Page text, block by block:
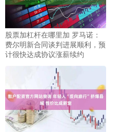
股票加杠杆在哪里加 罗马诺：
费尔明新合同谈判进展顺利，预
计很快达成协议涨薪续约